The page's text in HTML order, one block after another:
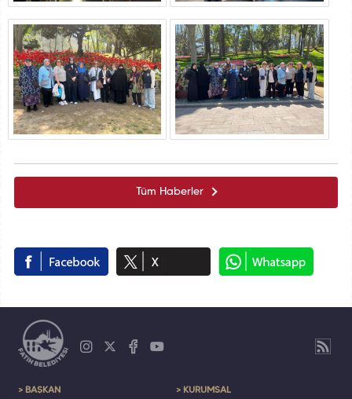
Tüm Haberler
> BAŞKAN > KURUMSAL